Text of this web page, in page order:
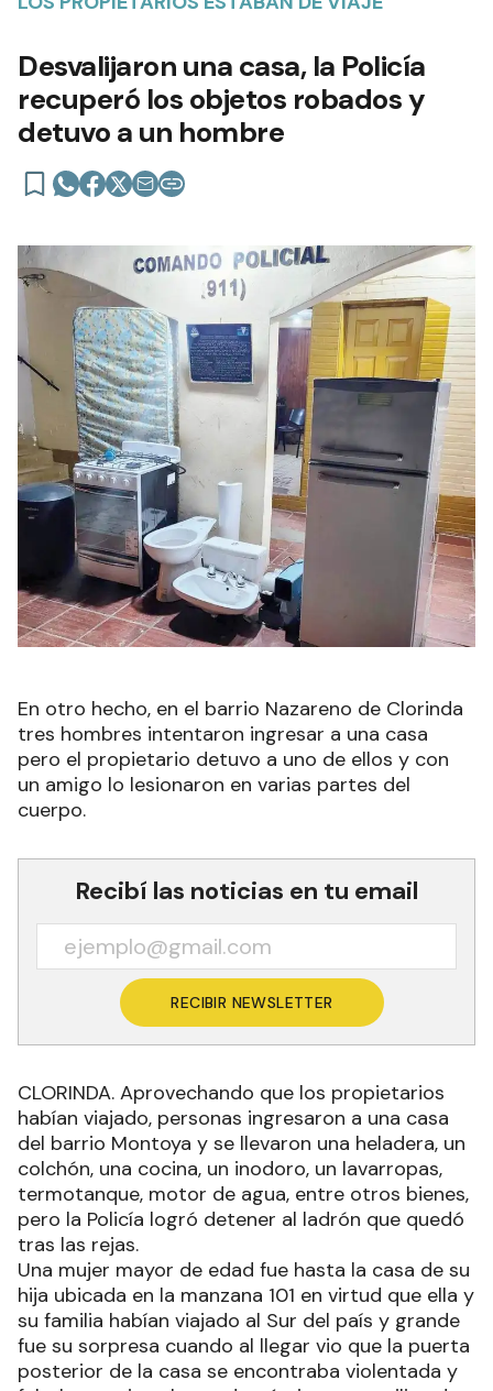
Desvalijaron una casa, la Policía
recuperó los objetos robados y
detuvo a un hombre
En otro hecho, en el barrio Nazareno de Clorinda
tres hombres intentaron ingresar a una casa
pero el propietario detuvo a uno de ellos y con
un amigo lo lesionaron en varias partes del
cuerpo.
Recibí las noticias en tu email
RECIBIR NEWSLETTER
CLORINDA. Aprovechando que los propietarios
habían viajado, personas ingresaron a una casa
del barrio Montoya y se llevaron una heladera, un
colchón, una cocina, un inodoro, un lavarropas,
termotanque, motor de agua, entre otros bienes,
pero la Policía logró detener al ladrón que quedó
tras las rejas.
Una mujer mayor de edad fue hasta la casa de su
hija ubicada en la manzana 101 en virtud que ella y
su familia habían viajado al Sur del país y grande
fue su sorpresa cuando al llegar vio que la puerta
posterior de la casa se encontraba violentada y